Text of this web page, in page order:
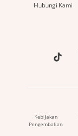
Hubungi Kami
Kebijakan
Pengembalian